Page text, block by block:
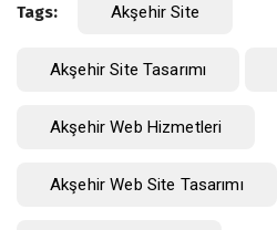
Tags: Akşehir Site
Akşehir Site Tasarımı
Akşehir Web Hizmetleri
Akşehir Web Site Tasarımı